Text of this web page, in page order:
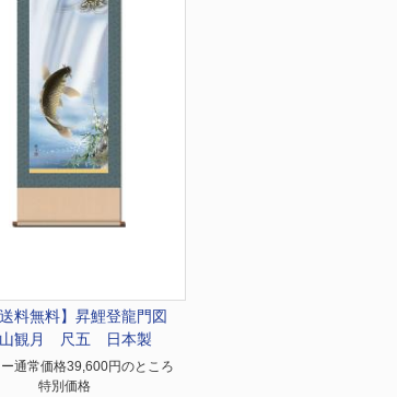
料無料】 昇鯉登龍門図
観月 尺五 日本製
通常価格39,600円のところ
特別価格